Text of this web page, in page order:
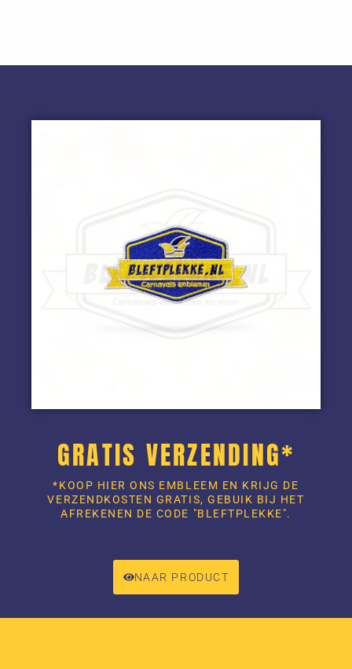
GRATIS VERZENDING*
*KOOP HIER ONS EMBLEEM EN KRIJG DE
VERZENDKOSTEN GRATIS, GEBUIK BIJ HET
AFREKENEN DE CODE "BLEFTPLEKKE".
NAAR PRODUCT